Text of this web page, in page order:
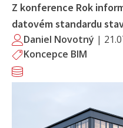
Z konference Rok
datovém standardu
Daniel Novotný |
Koncepce BIM